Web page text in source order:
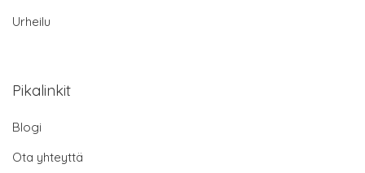
Urheilu
Pikalinkit
Blogi
Ota yhteyttä